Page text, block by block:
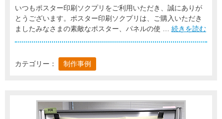
いつもポスター印刷ソクプリをご利用いただき、誠にありが
とうございます。ポスター印刷ソクプリは、ご購入いただき
ましたみなさまの素敵なポスター、パネルの使 … 続きを読む
カテゴリー： 制作事例